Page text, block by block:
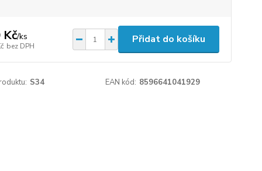
Kč/ks
bez DPH
Přidat do košíku
S34 EAN kód: 8596641041929